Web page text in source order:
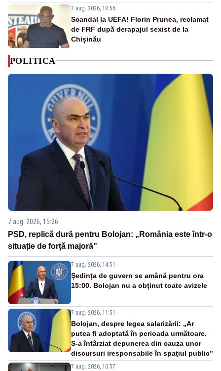
7 aug. 2026, 18:56
Scandal la UEFA! Florin Prunea, reclamat
de FRF după derapajul sexist de la
Chișinău
POLITICA
7 aug. 2026, 15:26
PSD, replică dură pentru Bolojan: „România este într-o
situație de forță majoră”
7 aug. 2026, 14:51
Ședința de guvern se amână pentru ora
15:00. Bolojan nu a obținut toate avizele
7 aug. 2026, 11:51
Bolojan, despre legea salarizării: „Ar
putea fi adoptată în perioada următoare.
S-a întârziat depunerea din cauza unor
discursuri iresponsabile în spaţiul public”
7 aug. 2026, 10:57